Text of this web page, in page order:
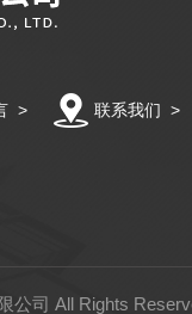
> 联系我们 >
公司 All Rights